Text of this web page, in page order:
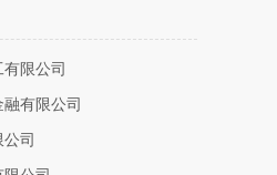
限公司
有限公司
司